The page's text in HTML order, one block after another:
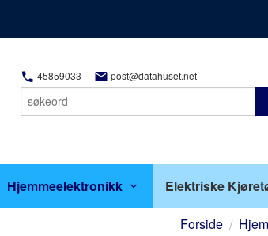
45859033 post@datahuset.net
Hjemmeelektronikk Elektriske
Forside